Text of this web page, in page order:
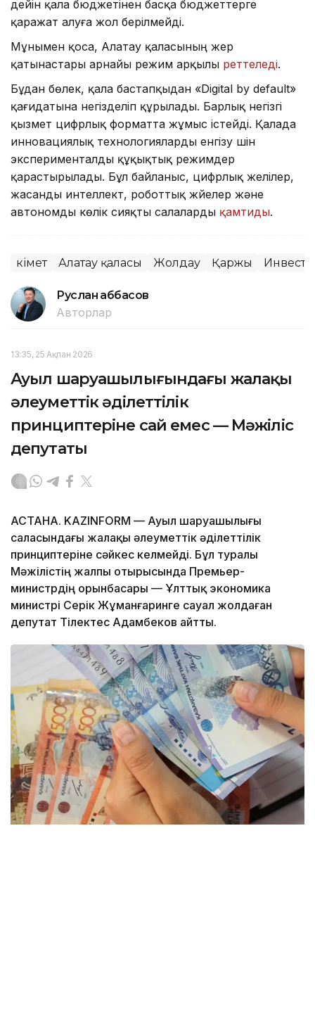
дейін қала бюджетінен басқа бюджеттерге
қаражат алуға жол берілмейді.
Мұнымен қоса, Алатау қаласының жер
қатынастары арнайы режим арқылы реттеледі.
Бұдан бөлек, қала бастапқыдан «Digital by default»
қағидатына негізделіп құрылады. Барлық негізгі
қызмет цифрлық форматта жұмыс істейді. Қалада
инновациялық технологияларды енгізу үшін
эксперименталды құқықтық режимдер
қарастырылады. Бұл байланыс, цифрлық желілер,
жасанды интеллект, роботтық жүйелер және
автономды көлік сияқты салаларды қамтиды.
Үкімет Алатау қаласы Жолдау Қаржы
Руслан Ғаббасов
Авторлар
13:35, 25 Ақпан 2026
Ауыл шаруашылығындағы жалақы
әлеуметтік әділеттілік
принциптеріне сай емес — Мәжіліс
депутаты
АСТАНА. KAZINFORM — Ауыл шаруашылығы
саласындағы жалақы әлеуметтік әділеттілік
принциптеріне сәйкес келмейді. Бұл туралы
Мәжілістің жалпы отырысында Премьер-
министрдің орынбасары — Ұлттық экономика
министрі Серік Жұманғаринге сауал жолдаған
депутат Тілектес Адамбеков айтты.